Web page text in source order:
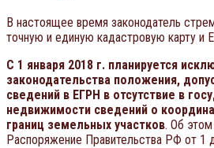
В настоящее время законодатель
точную и единую кадастровую карту и
С 1 января 2018 г. планируется
законодательства положения,
сведений в ЕГРН в отсутствие в
недвижимости сведений о
границ земельных участков. Об этом
Распоряжение Правительства РФ от 1